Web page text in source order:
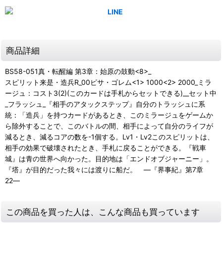
商品詳細
BS58-051真・転醒編 第3章：始原の鼓動<8>_
スピリット来是・造兵R_00ピサ・ゴレム<1> 1000<2> 2000_ミラ
ージュ：コスト3(2)(このカードは手札からセットできる)__セット中
_フラッシュ_『相手のアタックステップ』自分のトラッシュに系
統：「造兵」を持つカードがあるとき、このミラージュをゲームか
ら除外することで、このバトルの間、相手によって自分のライフが
減るとき、減るコアの数を-1個する。Lv1・Lv2このスピリットは、
相手の効果で破壊されたとき、手札に戻ることができる。『戦車
城』は青の世界へ向かった。目的地は「エンドオブジャーニー」。
『塔』が目的だった我々には渡りに船だ。 ―『界事紀』第7章
22―
この商品を買った人は、こんな商品も買っています